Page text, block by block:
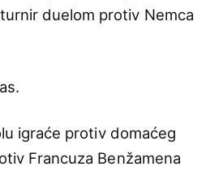
duelom protiv Nemca
igraće protiv domaćeg
Francuza Benžamena